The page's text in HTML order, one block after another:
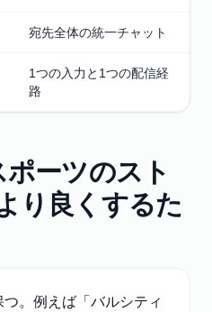
宛先全体の統一チャット
1つの入力と1つの配信経
路
ーツのスト
り良くするた
。例えば「バルシティ